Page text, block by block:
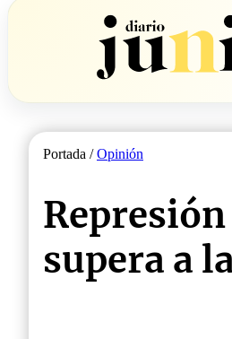
Portada /Opinión
supera a